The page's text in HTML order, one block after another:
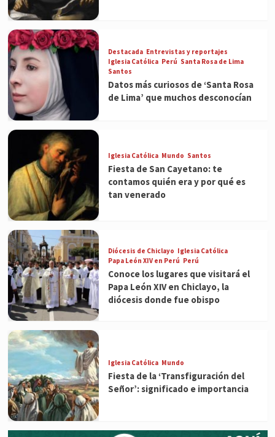
Destacada Entrevistas y reportajes
Iglesia Católica Perú Santa Rosa de Lima
Santos
Datos más curiosos de ‘Santa Rosa
de Lima’ que muchos desconocían
Iglesia Católica Mundo Santos
Fiesta de San Cayetano: te
contamos quién era y por qué es
tan venerado
Diócesis de Chiclayo Iglesia Católica
Papa León XIV en Perú Perú
Conoce los lugares que visitará el
Papa León XIV en Chiclayo, la
diócesis donde fue obispo
Iglesia Católica Mundo
Fiesta de la ‘Transfiguración del
Señor’: significado e importancia